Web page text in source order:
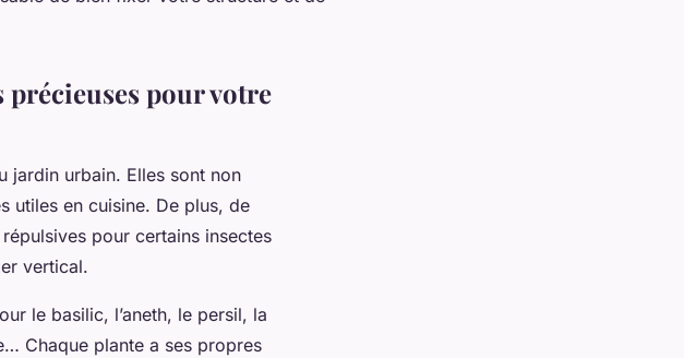
précieuses pour votre
jardin urbain. Elles sont non
utiles en cuisine. De plus, de
pour certains insectes
vertical.
le basilic, l’aneth, le persil, la
Chaque plante a ses propres